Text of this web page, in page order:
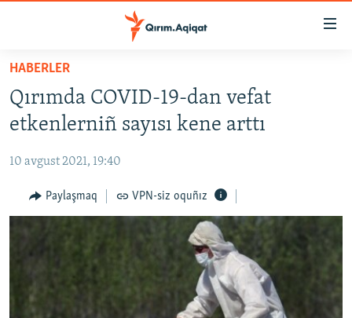
Esas
qaytmaq
Baş
qaytmaq
qaytmaq
HABERLER
SİYASET
CEMİYET
MEDENİYET
VİDEO
BLOGLAR
HABERLER
Qırımda COVID-19-dan vefat
etkenlerniñ sayısı kene arttı
10 avgust 2021, 19:40
Paylaşmaq VPN-siz oquñız